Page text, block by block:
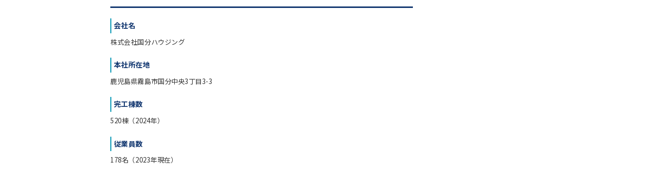
会社名
株式会社国分ハウジング
本社所在地
鹿児島県霧島市国分中央3丁目3-3
完工棟数
520棟（2024年）
従業員数
178名（2023年現在）